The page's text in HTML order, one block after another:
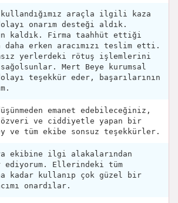
araçla ilgili kaza
onarım desteği aldık.
kaldık. Firma taahhüt ettiği
daha erken aracımızı teslim etti.
yerlerdeki rötuş işlemlerini
Mert Beye kurumsal
teşekkür eder, başarılarının
emanet edebileceğiniz,
ve ciddiyetle yapan bir
ve tüm ekibe sonsuz teşekkürler.
ekibine ilgi alakalarından
ediyorum. Ellerindeki tüm
kadar kullanıp çok güzel bir
onardılar.